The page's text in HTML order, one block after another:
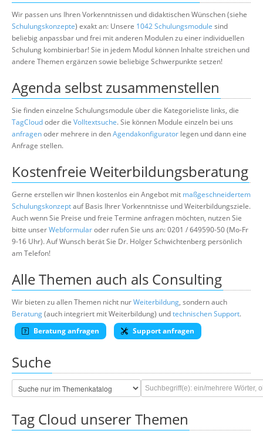
Wir passen uns Ihren Vorkenntnissen und didaktischen Wünschen (siehe
Schulungskonzepte) exakt an: Unsere 1042 Schulungsmodule sind
beliebig anpassbar und frei mit anderen Modulen zu einer individuellen
Schulung kombinierbar! Sie in jedem Modul können Inhalte streichen und
andere Themen ergänzen sowie beliebige Schwerpunkte setzen!
Agenda selbst zusammenstellen
Sie finden einzelne Schulungsmodule über die Kategorieliste links, die
TagCloudoder die Volltextsuche. Sie können Module einzeln bei uns
anfragenoder mehrere in denAgendakonfigurator legen und dann eine
Anfrage stellen.
Kostenfreie Weiterbildungsberatung
Gerne erstellen wir Ihnen kostenlos ein Angebot mit maßgeschneidertem
Schulungskonzeptauf Basis Ihrer Vorkenntnisse und Weiterbildungsziele.
Auch wenn Sie Preise und freie Termine anfragen möchten, nutzen Sie
bitte unserWebformularoder rufen Sie uns an: 0201 / 649590-50 (Mo-Fr
9-16 Uhr). Auf Wunsch berät Sie Dr. Holger Schwichtenberg persönlich
am Telefon!
Alle Themen auch als Consulting
Wir bieten zu allen Themen nicht nurWeiterbildung, sondern auch
Beratung(auch integriert mit Weiterbildung) undtechnischen Support.
Beratung anfragen
Support anfragen
Suche
Tag Cloud unserer Themen